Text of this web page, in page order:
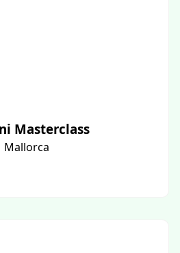
Masterclass
Mallorca